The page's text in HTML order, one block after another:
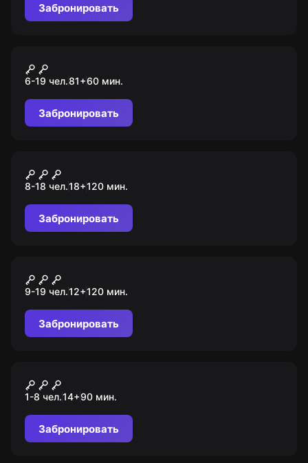
Забронировать
Школа магии
6-19 чел.81+60 мин.
Забронировать
Мыльная опера
8-18 чел.18+120 мин.
Забронировать
Где-то на Диком Западе
9-19 чел.12+120 мин.
Забронировать
Сочи - город-курорт
1-8 чел.14+90 мин.
Забронировать